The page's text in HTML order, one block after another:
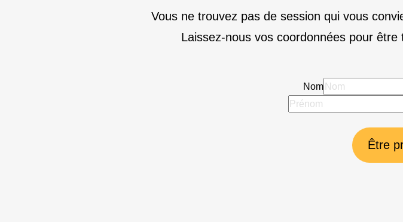
Vous ne trouvez pas de session qui vous
Laissez-nous vos coordonnées pour
Nom
Être